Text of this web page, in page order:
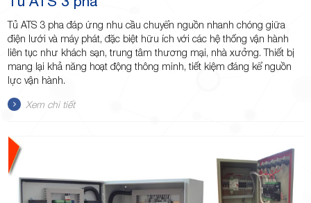
phường
Hiệp Phú,
Tủ ATS 3 pha đáp ứng nhu cầu chuyển nguồn nhanh chóng giữa
điện lưới và máy phát, đặc biệt hữu ích với các hệ thống vận hành
liên tục như khách sạn, trung tâm thương mại, nhà xưởng. Thiết bị
mang lại khả năng hoạt động thông minh, tiết kiệm đáng kể nguồn
lực vận hành.
Xem chi tiết